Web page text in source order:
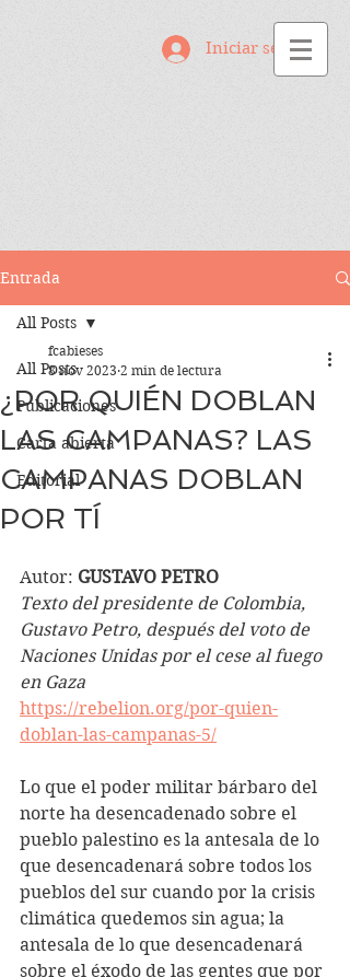
Iniciar sesión
Entrada
All Posts
Publicaciones
Carta abierta
Editorial
All Posts
¿POR QUIÉN DOBLAN
LAS CAMPANAS? LAS
CAMPANAS DOBLAN
POR TÍ
fcabieses
8 nov 2023 2 min de lectura
Autor: GUSTAVO PETRO
Texto del presidente de Colombia,
Gustavo Petro, después del voto de
Naciones Unidas por el cese al fuego
en Gaza
https://rebelion.org/por-quien-
doblan-las-campanas-5/
Lo que el poder militar bárbaro del
norte ha desencadenado sobre el
pueblo palestino es la antesala de lo
que desencadenará sobre todos los
pueblos del sur cuando por la crisis
climática quedemos sin agua; la
antesala de lo que desencadenará
sobre el éxodo de las gentes que por